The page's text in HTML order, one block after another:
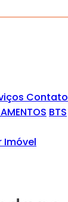
Contato
BTS
Imóvel